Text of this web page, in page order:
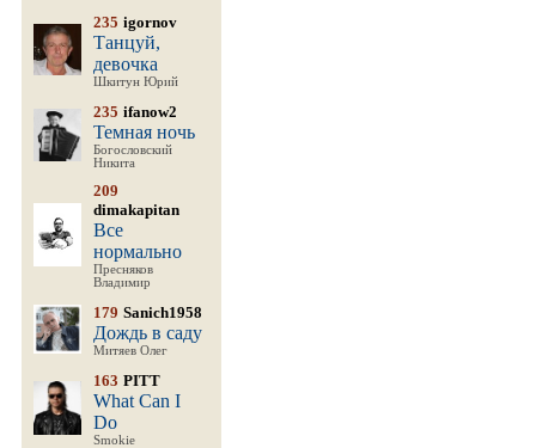
235 igornov
Танцуй,
девочка
Шкитун Юрий
235 ifanow2
Темная ночь
Богословский
Никита
209
dimakapitan
Все
нормально
Пресняков
Владимир
179 Sanich1958
Дождь в саду
Митяев Олег
163 PITT
What Can I
Do
Smokie